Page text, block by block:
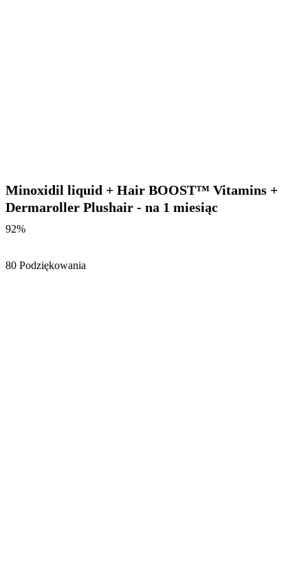
Minoxidil liquid + Hair BOOST™ Vitamins +
Dermaroller Plushair - na 1 miesiąc
92%
80 Podziękowania